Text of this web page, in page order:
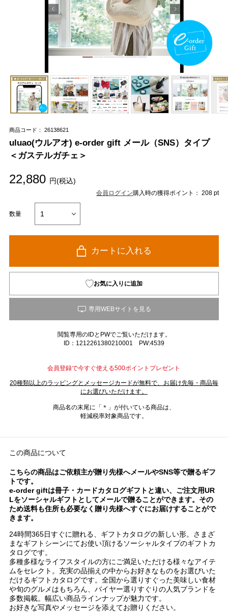
商品コード： 26138621
uluao(ウルアオ) e-order gift メール（SNS）タイプ
＜ガステルガチェ＞
22,880 円(税込)
会員ログイン購入時の獲得ポイント： 208 pt
数量
カートに入れる
お気に入りに追加
閲覧専用のIDとPWでご覧いただけます。
ID：1212261380210001 PW:4539
会員登録で今すぐ使える500ポイントプレゼント
20種類以上のラッピングとメッセージカードが無料で、お届け先毎・商品毎
にお選びいただけます。
商品名の末尾に「＊」が付いている商品は、
軽減税率対象商品です。
この商品について
こちらの商品はご依頼主が贈り先様へメールやSNS等で贈るギフ
トです。
e-order giftは冊子・カードカタログギフトと違い、ご注文用UR
Lをソーシャルギフトとしてメールで贈ることができます。その
ため送料も住所も必要なく贈り先様へすぐにお届けすることがで
きます。
24時間365日すぐに贈れる、ギフトカタログの新しい形。さまざ
まなギフトシーンにてお使い頂けるソーシャルタイプのギフトカ
タログです。
多種多様なライフスタイルの方にご満足いただける様々なアイテ
ムをセレクト。充実の品揃えの中からお好きなものをお選びいた
だけるギフトカタログです。全国から選りすぐった美味しい食材
や旬のグルメはもちろん、バイヤー選りすぐりの人気ブランドを
多数掲載。幅広い商品ラインナップが魅力です。
お好きな写真やメッセージを添えてお贈りください。